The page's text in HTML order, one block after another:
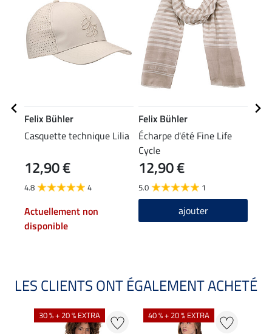
Felix Bühler
Casquette technique Lilia
12,90 €
4.8 4
Actuellement non
disponible
Felix Bühler
Écharpe d'été Fine Life
Cycle
12,90 €
5.0 1
ajouter
LES CLIENTS ONT ÉGALEMENT ACHETÉ
30 % + 20 % EXTRA 40 % + 20 % EXTRA